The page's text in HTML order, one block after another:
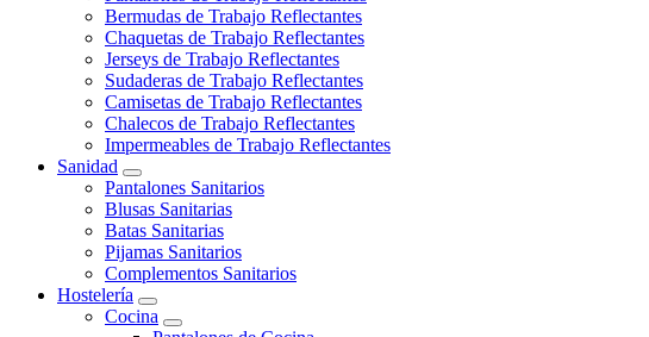
Bermudas de Trabajo Reflectantes
Chaquetas de Trabajo Reflectantes
Jerseys de Trabajo Reflectantes
Sudaderas de Trabajo Reflectantes
Camisetas de Trabajo Reflectantes
Chalecos de Trabajo Reflectantes
Impermeables de Trabajo Reflectantes
Sanidad
Pantalones Sanitarios
Blusas Sanitarias
Batas Sanitarias
Pijamas Sanitarios
Complementos Sanitarios
Hostelería
Cocina